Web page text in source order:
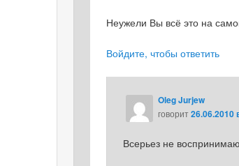
Неужели Вы всё это на
Войдите, чтобы ответить
Oleg Jurjew
говорит26.06.2010
Всерьез не